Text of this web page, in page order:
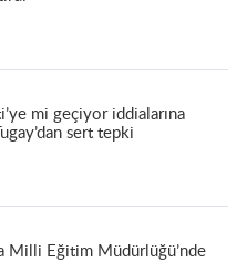
mi geçiyor iddialarına
sert tepki
Milli Eğitim Müdürlüğü’nde